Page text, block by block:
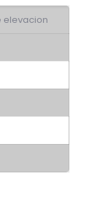
elevacion